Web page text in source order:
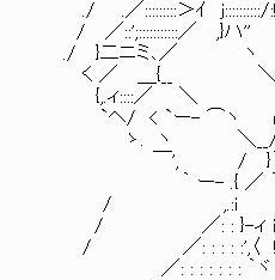
./ .／:::::::::＞ｲ j::::::::::/
/ ／::';:::::::::::／ ,}ハ''
./ }二ニミ､／
く ／ ＿{__
{,.ィ::::／
`ヘ/ < `ー- ⌒ヽ
ゝ. ヽ ＼__/
￣', / }｀'ｰ､
｀ ー- .{ ／ ｀ﾄ､
/ ,.:i Vi ヽﾉヾﾐ
/ ／: : }-
/ ／: : : : :',〈 ! .{ ー
／: : : : : : : ｀ヾ ! !